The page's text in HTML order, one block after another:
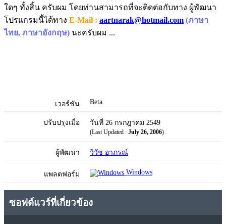
ใดๆ ทั้งสิ้น ครับผม โดยท่านสามารถที่จะติดต่อกับทาง ผู้พัฒนา
โปรแกรมนี้ได้ทาง E-Mail : aartnarak@hotmail.com (ภาษา
ไทย, ภาษาอังกฤษ) นะครับผม ...
เวอร์ชัน Beta
ปรับปรุงเมื่อ วันที่ 26 กรกฎาคม 2549
(Last Updated : July 26, 2006)
ผู้พัฒนา วิวัช อาภรณ์
แพลตฟอร์ม Windows
ซอฟต์แวร์ที่เกี่ยวข้อง